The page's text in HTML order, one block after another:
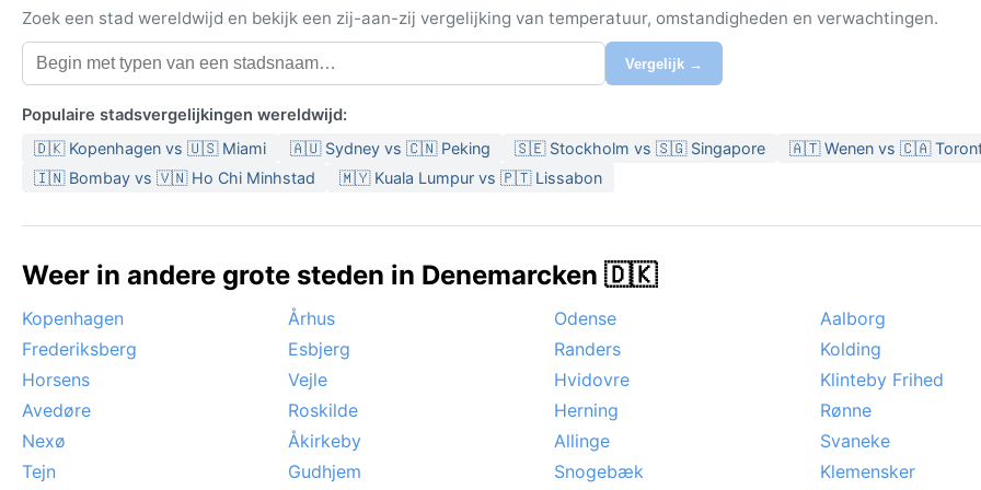
Zoek een stad wereldwijd en bekijk een zij-aan-zij vergelijking van temperatuur, omstandigheden en verwachtingen.
Vergelijk →
Populaire stadsvergelijkingen wereldwijd:
🇩🇰 Kopenhagen vs 🇺🇸 Miami 🇦🇺 Sydney vs 🇨🇳 Peking 🇸🇪 Stockholm vs 🇸🇬 Singapore
🇦🇹 Wenen vs 🇨🇦
🇮🇳 Bombay vs 🇻🇳 Ho Chi Minhstad
🇲🇾 Kuala Lumpur vs 🇵🇹 Lissabon
Weer in andere grote steden in Denemarcken 🇩🇰
Kopenhagen Århus Odense
Aalborg
Frederiksberg
Esbjerg Randers
Kolding
Horsens
Vejle Hvidovre
Klinteby Frihed
Avedøre
Roskilde Herning
Rønne
Nexø
Åkirkeby Allinge
Svaneke
Tejn
Gudhjem Snogebæk Klemensker